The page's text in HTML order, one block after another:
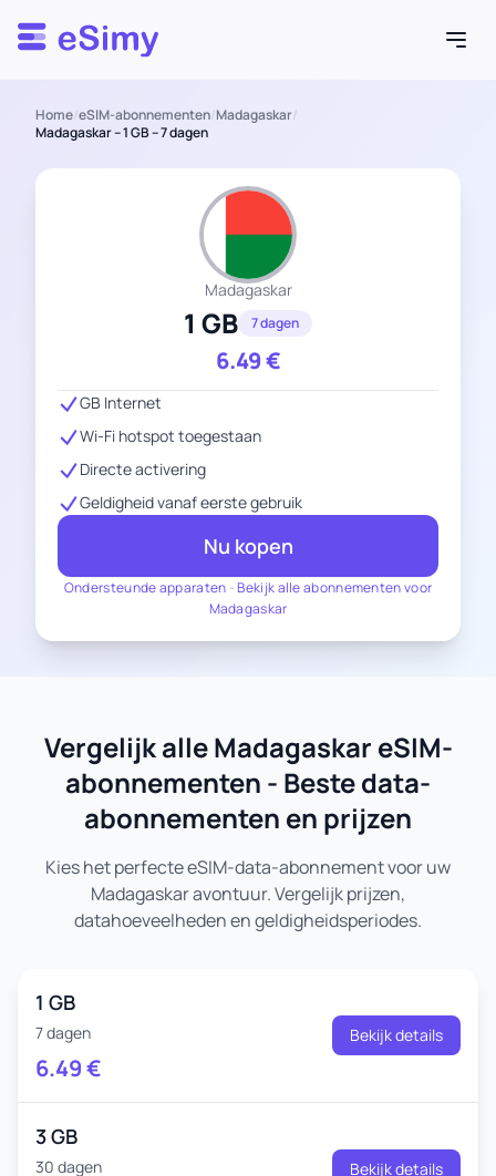
Esimy
Home/eSIM-abonnementen/Madagaskar/
Madagaskar – 1 GB – 7 dagen
Madagaskar
1 GB 7 dagen
6.49€
Ondersteunde apparaten -Bekijk alle abonnementen voor
Madagaskar
GB Internet
Wi-Fi hotspot toegestaan
Directe activering
Geldigheid vanaf eerste gebruik
Nu kopen
Vergelijk alle Madagaskar eSIM-
abonnementen - Beste data-
abonnementen en prijzen
Kies het perfecte eSIM-data-abonnement voor uw
Madagaskar avontuur. Vergelijk prijzen,
datahoeveelheden en geldigheidsperiodes.
1 GB
7 dagen
6.49€
Bekijk details
3 GB
30 dagen Bekijk details